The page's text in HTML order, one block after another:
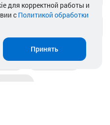
Магазины
для корректной работы и
с Политикой обработки
Принять